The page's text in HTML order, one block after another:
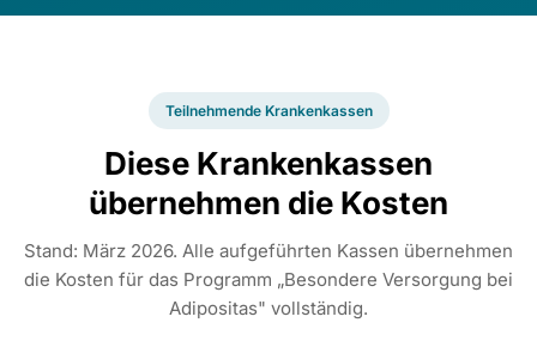
Teilnehmende Krankenkassen
Diese Krankenkassen
übernehmen die Kosten
Stand: März 2026. Alle aufgeführten Kassen übernehmen
die Kosten für das Programm „Besondere Versorgung bei
Adipositas" vollständig.